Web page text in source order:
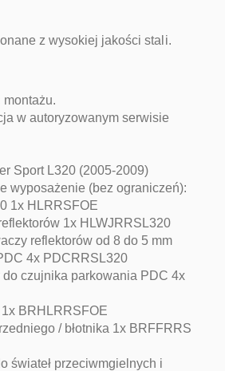
z wysokiej jakości stali.
w autoryzowanym serwisie
Sport L320 (2005-2009)
wyposażenie (bez ograniczeń):
1x HLRRSFOE
1x HLWJRRSL320
reflektorów od 8 do 5 mm
4x PDCRRSL320
czujnika parkowania PDC 4x
BRHLRRSFOE
/ błotnika 1x BRFFRRS
świateł przeciwmgielnych i